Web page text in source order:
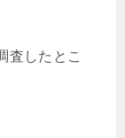
査したとこ